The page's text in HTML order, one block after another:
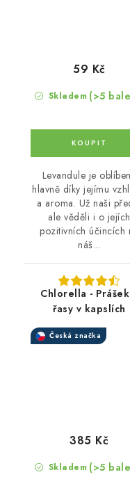
Skladem (>5
59 Kč
Levandule je
hlavně díky jejímu
a aroma. Už naši
ale věděli i o jejích
pozitivních účincích
náš...
Chlorella -
řasy v kapslích
Česká značka
Skladem (>5
385 Kč